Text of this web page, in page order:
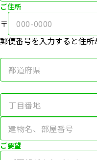
選ばれる理由
ご来店予約
ご住所
〒
郵便番号を入力すると住所
ご要望